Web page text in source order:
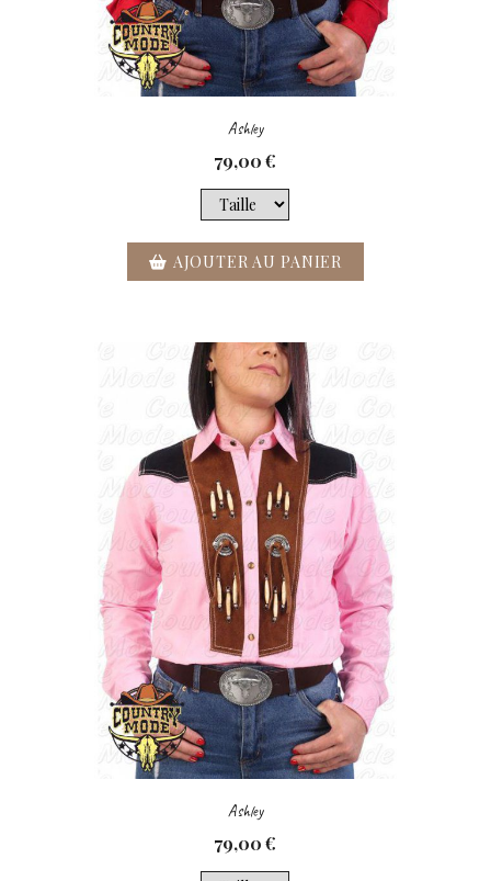
Ashley
79,00€
AJOUTER AU PANIER
Ashley
79,00€